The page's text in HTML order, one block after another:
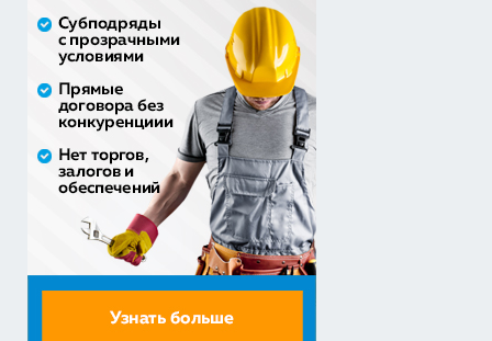
Закупка путевок в детские специализированные
(профильные) ла...
3 241 482,30 руб. - сумма сделки
30% аванс;
приобретение жилого помещения (квартиры) в
муниципальную соб...
1 538 252,80 руб. - сумма сделки
Закупка путевок в санаторно-курортные организации
30% аванс;